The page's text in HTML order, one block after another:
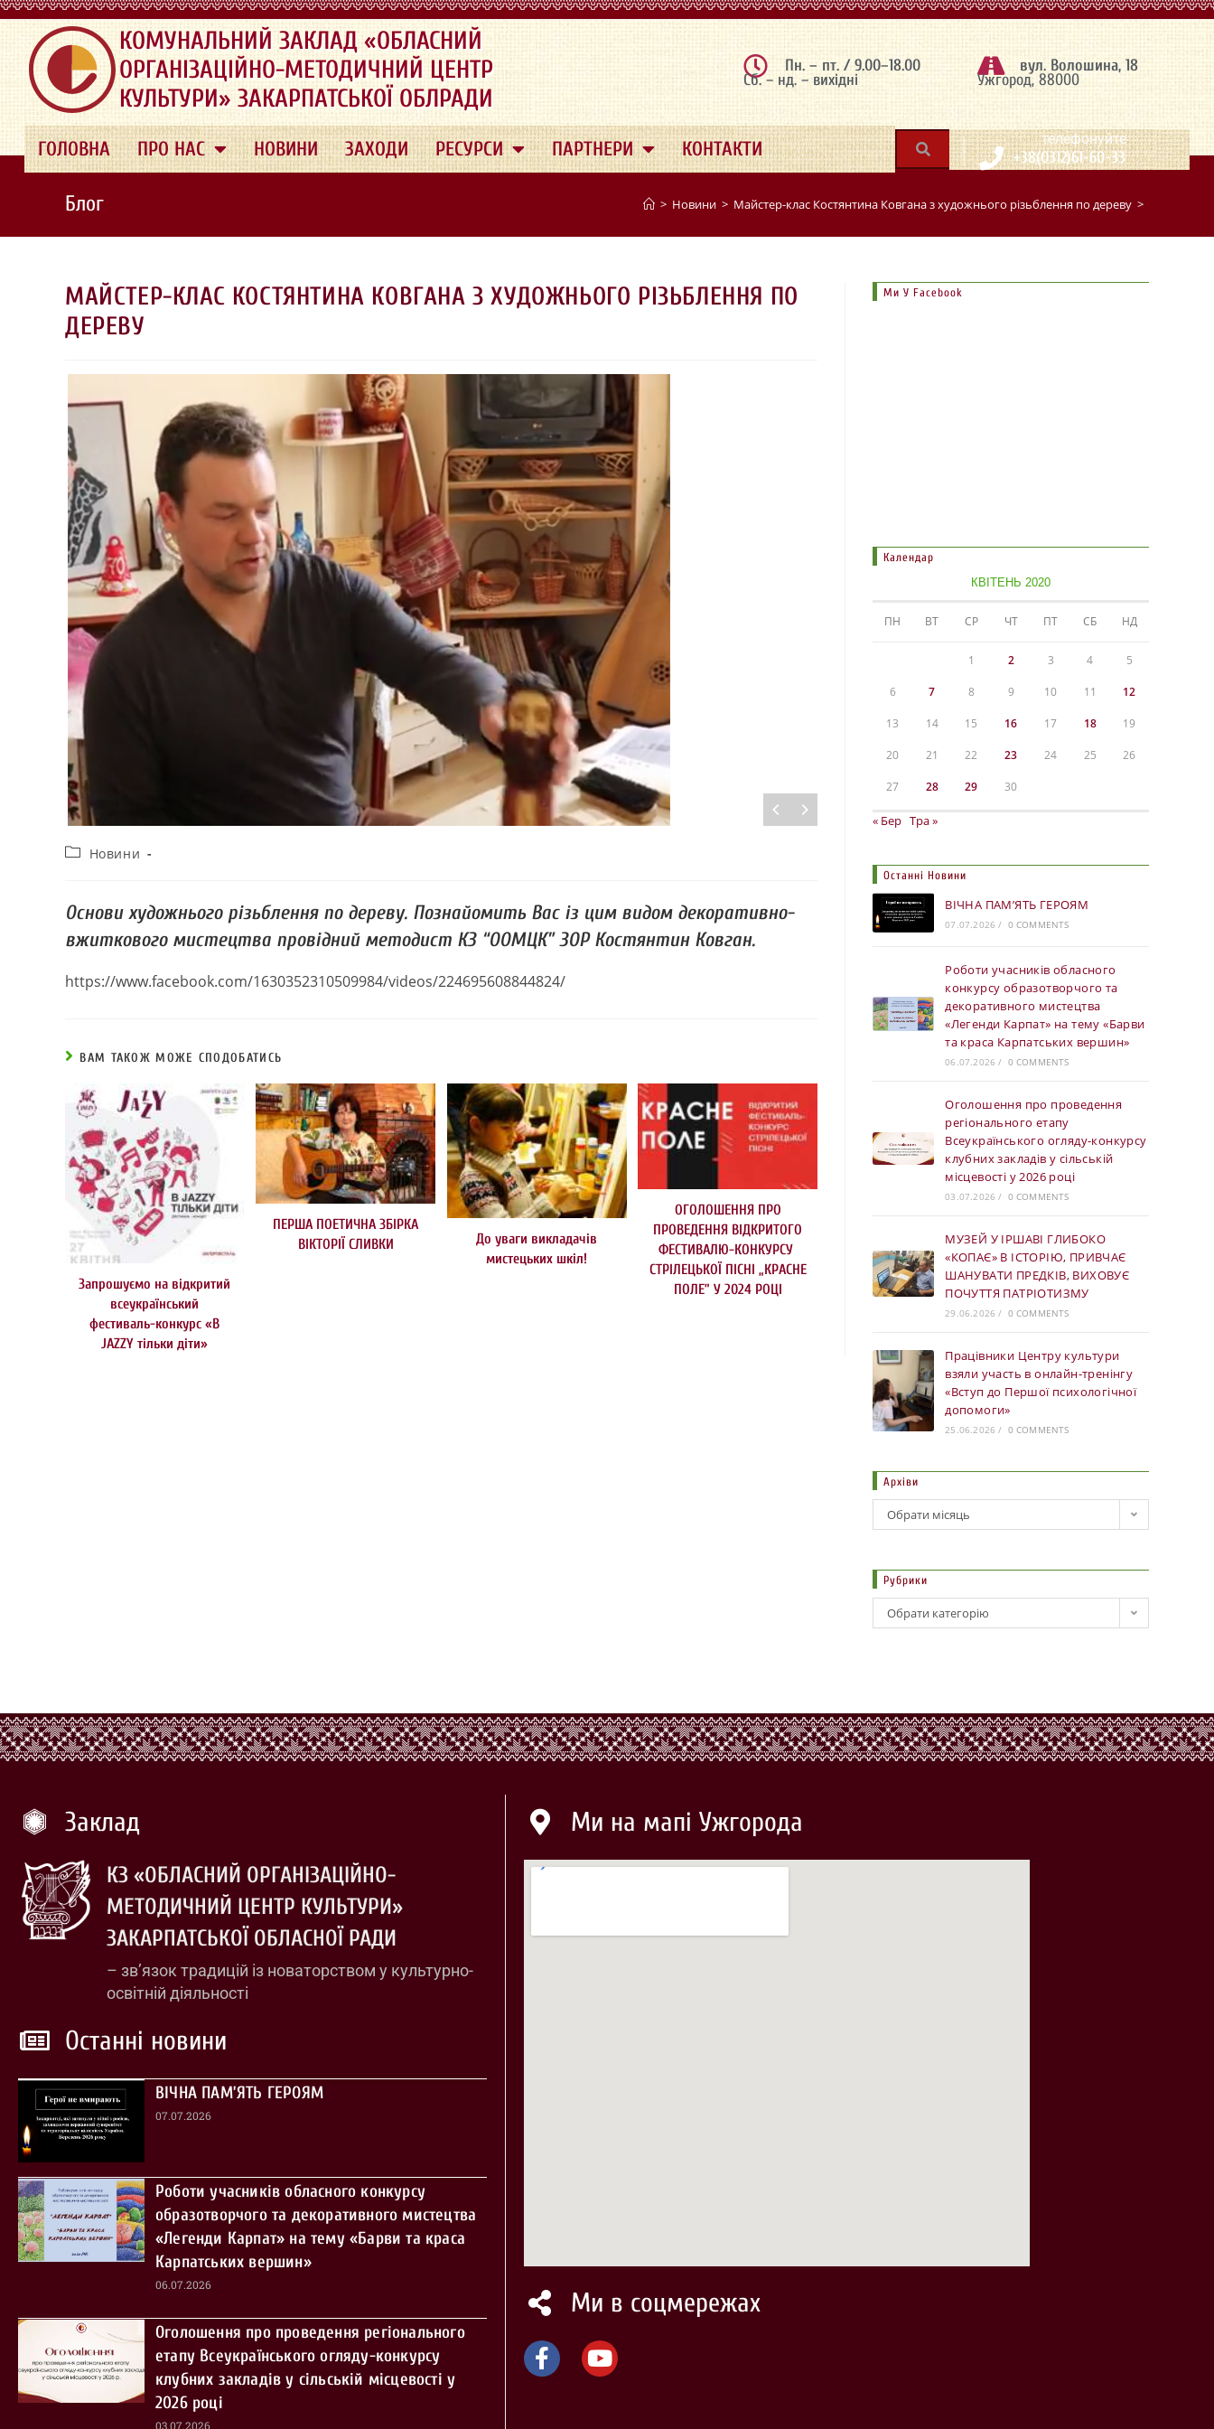
.
КОМУНАЛЬНИЙ ЗАКЛАД «ОБЛАСНИЙ
ОРГАНІЗАЦІЙНО-МЕТОДИЧНИЙ ЦЕНТР
КУЛЬТУРИ» ЗАКАРПАТСЬКОЇ ОБЛРАДИ
Пн. – пт. / 9.00–18.00
Сб. – нд. – вихідні
вул. Волошина, 18
Ужгород, 88000
ГОЛОВНА ПРО НАС НОВИНИ ЗАХОДИ РЕСУРСИ ПАРТНЕРИ КОНТАКТИ | телефонуйте
+38(0312)61-60-33
Блог > Новини > Майстер-клас Костянтина Ковгана з художнього різьблення по дереву >
МАЙСТЕР-КЛАС КОСТЯНТИНА КОВГАНА З ХУДОЖНЬОГО РІЗЬБЛЕННЯ ПО
ДЕРЕВУ
Новини
Основи художнього різьблення по дереву. Познайомить Вас із цим видом декоративно-
вжиткового мистецтва провідний методист КЗ “ООМЦК” ЗОР Костянтин Ковган.
https://www.facebook.com/1630352310509984/videos/224695608844824/
ВАМ ТАКОЖ МОЖЕ СПОДОБАТИСЬ
Запрошуємо на відкритий
всеукраїнський
фестиваль-конкурс «В
JAZZY тільки діти»
ПЕРША ПОЕТИЧНА ЗБІРКА
ВІКТОРІЇ СЛИВКИ
До уваги викладачів
мистецьких шкіл!
ОГОЛОШЕННЯ ПРО
ПРОВЕДЕННЯ ВІДКРИТОГО
ФЕСТИВАЛЮ-КОНКУРСУ
СТРІЛЕЦЬКОЇ ПІСНІ „КРАСНЕ
ПОЛЕ” У 2024 РОЦІ
Ми У Facebook
Календар
КВІТЕНЬ 2020
ПН ВТ СР ЧТ ПТ СБ НД
1 2 3 4 5
6 7 8 9 10 11 12
13 14 15 16 17 18 19
20 21 22 23 24 25 26
27 28 29 30
« Бер Тра »
Останні Новини
ВІЧНА ПАМ’ЯТЬ ГЕРОЯМ
07.07.2026 / 0 COMMENTS
Роботи учасників обласного
конкурсу образотворчого та
декоративного мистецтва
«Легенди Карпат» на тему «Барви
та краса Карпатських вершин»
06.07.2026 / 0 COMMENTS
Оголошення про проведення
регіонального етапу
Всеукраїнського огляду-конкурсу
клубних закладів у сільській
місцевості у 2026 році
03.07.2026 / 0 COMMENTS
МУЗЕЙ У ІРШАВІ ГЛИБОКО
«КОПАЄ» В ІСТОРІЮ, ПРИВЧАЄ
ШАНУВАТИ ПРЕДКІВ, ВИХОВУЄ
ПОЧУТТЯ ПАТРІОТИЗМУ
29.06.2026 / 0 COMMENTS
Працівники Центру культури
взяли участь в онлайн-тренінгу
«Вступ до Першої психологічної
допомоги»
25.06.2026 / 0 COMMENTS
Архіви
Обрати місяць
Рубрики
Обрати категорію
Заклад
КЗ «ОБЛАСНИЙ ОРГАНІЗАЦІЙНО-
МЕТОДИЧНИЙ ЦЕНТР КУЛЬТУРИ»
ЗАКАРПАТСЬКОЇ ОБЛАСНОЇ РАДИ
– зв’язок традицій із новаторством у культурно-
освітній діяльності
Останні новини
ВІЧНА ПАМ’ЯТЬ ГЕРОЯМ
07.07.2026
Роботи учасників обласного конкурсу
образотворчого та декоративного мистецтва
«Легенди Карпат» на тему «Барви та краса
Карпатських вершин»
06.07.2026
Оголошення про проведення регіонального
етапу Всеукраїнського огляду-конкурсу
клубних закладів у сільській місцевості у
2026 році
03.07.2026
Ми на мапі Ужгорода
Ми в соцмережах